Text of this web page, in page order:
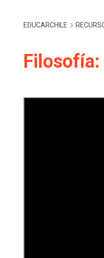
Menú
mi
enlaces
de
EDUCARCHILE